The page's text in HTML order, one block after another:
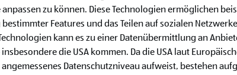
besetzt, aber wir haben noch
offenen Jobs oder abonniere deinen persönlichen
zu können. Diese Technologien ermöglichen
Features und das Teilen auf sozialen
kann es zu einer Datenübermittlung an
die USA kommen. Da die USA laut
Datenschutzniveau aufweist, bestehen